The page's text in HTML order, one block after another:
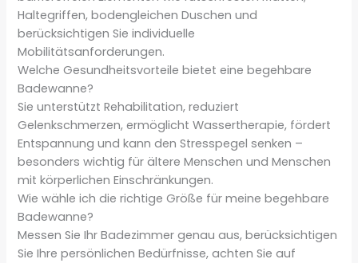
Haltegriffen, bodengleichen Duschen und
berücksichtigen Sie individuelle
Mobilitätsanforderungen.
Welche Gesundheitsvorteile bietet eine begehbare
Badewanne?
Sie unterstützt Rehabilitation, reduziert
Gelenkschmerzen, ermöglicht Wassertherapie, fördert
Entspannung und kann den Stresspegel senken –
besonders wichtig für ältere Menschen und Menschen
mit körperlichen Einschränkungen.
Wie wähle ich die richtige Größe für meine begehbare
Badewanne?
Messen Sie Ihr Badezimmer genau aus, berücksichtigen
Sie Ihre persönlichen Bedürfnisse, achten Sie auf